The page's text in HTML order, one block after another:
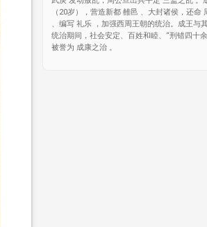
（20岁），营造新都 雒邑 、大封诸侯，还命
、编写 礼乐 ，加强西周王朝的统治。成王与
统治期间，社会安定、百姓和睦、“刑错四十
被誉为 成康之治 。